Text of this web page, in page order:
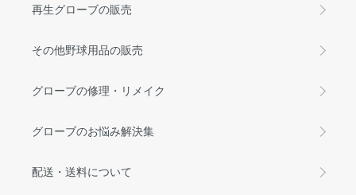
再生グローブの販売
その他野球用品の販売
グローブの修理・リメイク
グローブのお悩み解決集
配送・送料について